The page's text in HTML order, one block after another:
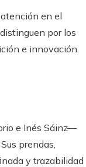
en el
por los
e innovación.
e Inés Sáinz—
prendas,
y trazabilidad